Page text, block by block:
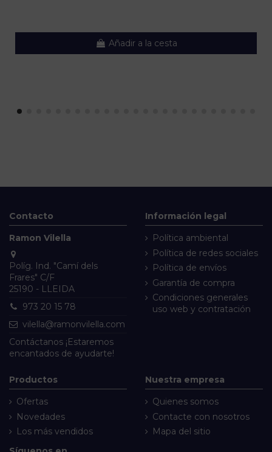
Añadir a la cesta
Contacto
Ramon Vilella
Políg. Ind. "Camí dels
Frares" C/F
25190 - LLEIDA
973 20 15 78
vilella@ramonvilella.com
Contáctanos ¡Estaremos
encantados de ayudarte!
Información legal
Política ambiental
Política de redes sociales
Política de envíos
Garantía de compra
Condiciones generales
uso web y contratación
Productos
Ofertas
Novedades
Los más vendidos
Nuestra empresa
Quienes somos
Contacte con nosotros
Mapa del sitio